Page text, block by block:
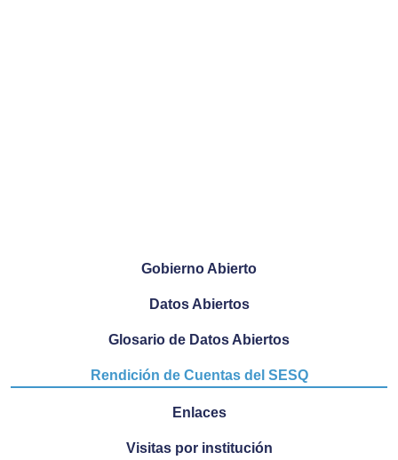
Gobierno Abierto
Datos Abiertos
Glosario de Datos Abiertos
Rendición de Cuentas del SESQ
Enlaces
Visitas por institución